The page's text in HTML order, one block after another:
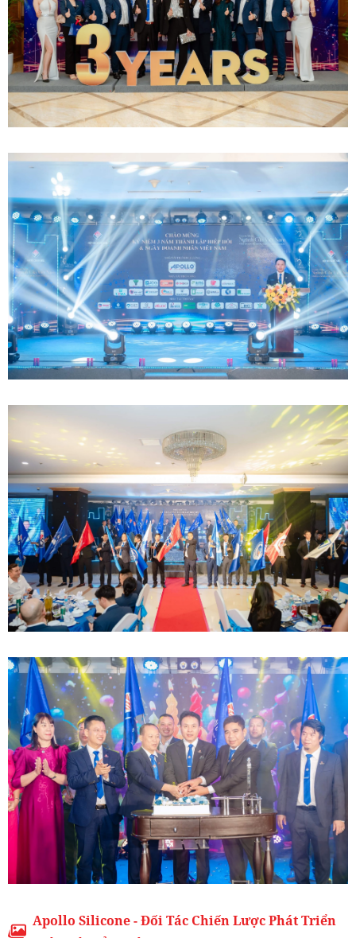
Apollo Silicone - Đối Tác Chiến Lược Phát Triển